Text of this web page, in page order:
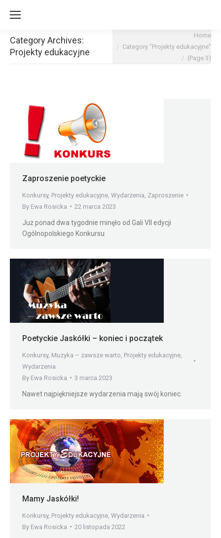
Category Archives:
Projekty edukacyjne
Home
Category "Projekty edukacyjne"
(Page 3)
Zaproszenie poetyckie
Konkursy, Projekty edukacyjne Wydarzenia Zaproszenie
By Ewa Rosicka 22 marca 2023
Już ponad dwa tygodnie minęło od Gali VII edycji
Ogólnopolskiego Konkursu
Poetyckie Jaskółki – koniec i początek
Konkursy, Muzyka – zawsze warto Projekty edukacyjne
Wydarzenia
By Ewa Rosicka 3 marca 2023
Nawet najpiękniejsze wydarzenia mają swój koniec.
Mamy Jaskółki!
Konkursy, Projekty edukacyjne Wydarzenia
By Ewa Rosicka 20 listopada 2022